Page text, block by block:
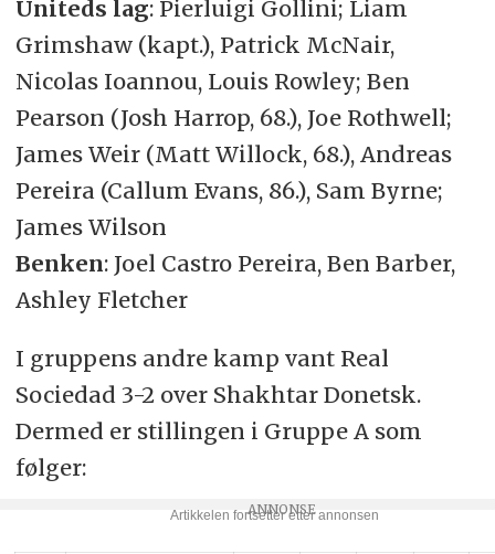
Uniteds lag: Pierluigi Gollini; Liam
Grimshaw (kapt.), Patrick McNair,
Nicolas Ioannou, Louis Rowley; Ben
Pearson (Josh Harrop, 68.), Joe Rothwell;
James Weir (Matt Willock, 68.), Andreas
Pereira (Callum Evans, 86.), Sam Byrne;
James Wilson
Benken: Joel Castro Pereira, Ben Barber,
Ashley Fletcher
I gruppens andre kamp vant Real
Sociedad 3-2 over Shakhtar Donetsk.
Dermed er stillingen i Gruppe A som
følger: